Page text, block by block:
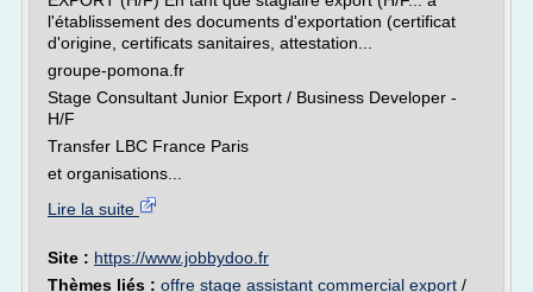
l'établissement des documents d'exportation (certificat
d'origine, certificats sanitaires, attestation...
groupe-pomona.fr
Stage Consultant Junior Export / Business Developer -
H/F
Transfer LBC France Paris
et organisations...
Lire la suite
Site : https://www.jobbydoo.fr
Thèmes liés : offre stage assistant commercial export /